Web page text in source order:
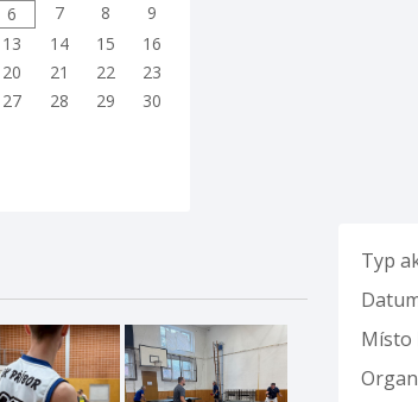
Typ
Místo
6 7 8
9
13 14 15
16
20 21 22
23
27 28 29
30